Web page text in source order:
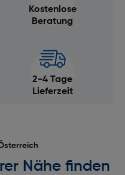
Kostenlose
Beratung
2-4 Tage
Lieferzeit
Nähe finden